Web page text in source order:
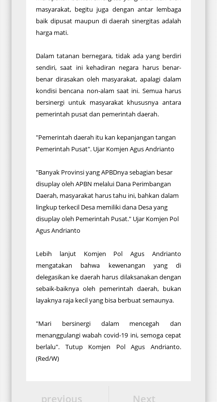
masyarakat, begitu juga dengan antar lembaga
baik dipusat maupun di daerah sinergitas adalah
harga mati.
Dalam tatanan bernegara, tidak ada yang berdiri
sendiri, saat ini kehadiran negara harus benar-
benar dirasakan oleh masyarakat, apalagi dalam
kondisi bencana non-alam saat ini. Semua harus
bersinergi untuk masyarakat khususnya antara
pemerintah pusat dan pemerintah daerah.
"Pemerintah daerah itu kan kepanjangan tangan
Pemerintah Pusat". Ujar Komjen Agus Andrianto
"Banyak Provinsi yang APBDnya sebagian besar
disuplay oleh APBN melalui Dana Perimbangan
Daerah, masyarakat harus tahu ini, bahkan dalam
lingkup terkecil Desa memiliki dana Desa yang
disuplay oleh Pemerintah Pusat." Ujar Komjen Pol
Agus Andrianto
Lebih lanjut Komjen Pol Agus Andrianto
mengatakan bahwa kewenangan yang di
delegasikan ke daerah harus dilaksanakan dengan
sebaik-baiknya oleh pemerintah daerah, bukan
layaknya raja kecil yang bisa berbuat semaunya.
"Mari bersinergi dalam mencegah dan
menanggulangi wabah covid-19 ini, semoga cepat
berlalu". Tutup Komjen Pol Agus Andrianto.
(Red/W)
Next
previous